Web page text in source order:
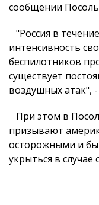
сообщении
"Россия в
интенсивность
беспилотников
существует
воздушных атак",
При этом в
призывают
осторожными и
укрыться в